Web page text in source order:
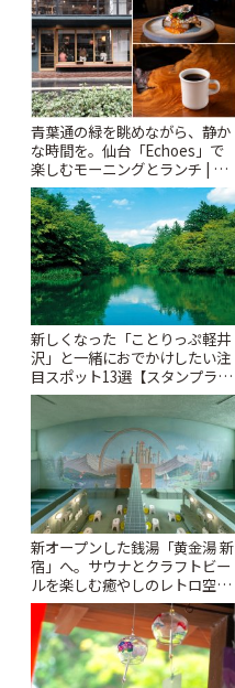
青葉通の緑を眺めながら、静か
な時間を。仙台「Echoes」で
楽しむモーニングとランチ | こ
とりっぷ
新しくなった「ことりっぷ軽井
沢」と一緒におでかけしたい注
目スポット13選【スタンプラリ
ー開催中】 | ことりっぷ
新オープンした銭湯「黄金湯 新
宿」へ。サウナとクラフトビー
ルを楽しむ癒やしのレトロ空間
| ことりっぷ